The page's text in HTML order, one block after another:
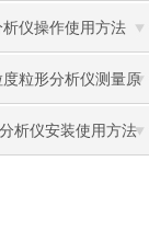
仪操作使用方法
粒形分析仪测量原
析仪安装使用方法